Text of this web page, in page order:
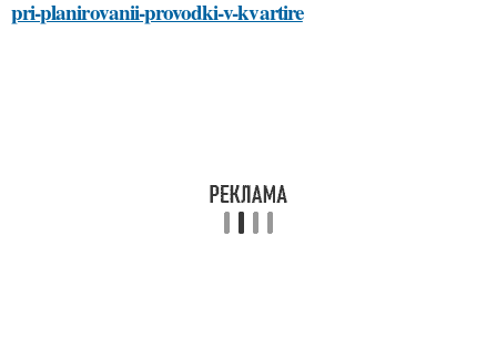
pri-planirovanii-provodki-v-kvartire